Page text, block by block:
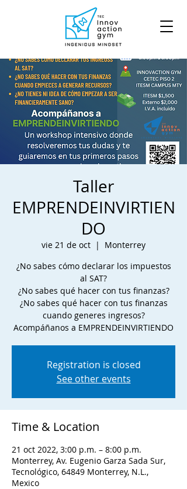
Taller
EMPRENDEINVIRTIEN
DO
vie 21 de oct
  |
Monterrey
¿No sabes cómo declarar los impuestos
al SAT?
¿No sabes qué hacer con tus finanzas?
¿No sabes qué hacer con tus finanzas
cuando generes ingresos?
Acompáñanos a EMPRENDEINVIRTIENDO
Registration is closed
See other events
Time & Location
21 oct 2022, 3:00 p.m. – 8:00 p.m.
Monterrey, Av. Eugenio Garza Sada Sur,
Tecnológico, 64849 Monterrey, N.L.,
Mexico